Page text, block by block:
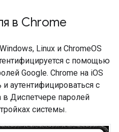
в Chrome
Linux и ChromeOS
с помощью
Google. Chrome на iOS
аутентифицироваться с
Диспетчере паролей
системы.